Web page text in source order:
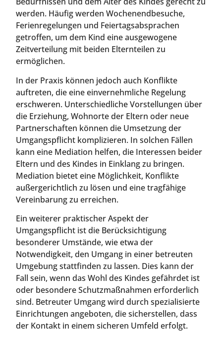
werden. Häufig werden Wochenendbesuche,
Ferienregelungen und Feiertagsabsprachen
getroffen, um dem Kind eine ausgewogene
Zeitverteilung mit beiden Elternteilen zu
ermöglichen.
In der Praxis können jedoch auch Konflikte
auftreten, die eine einvernehmliche Regelung
erschweren. Unterschiedliche Vorstellungen über
die Erziehung, Wohnorte der Eltern oder neue
Partnerschaften können die Umsetzung der
Umgangspflicht komplizieren. In solchen Fällen
kann eine Mediation helfen, die Interessen beider
Eltern und des Kindes in Einklang zu bringen.
Mediation bietet eine Möglichkeit, Konflikte
außergerichtlich zu lösen und eine tragfähige
Vereinbarung zu erreichen.
Ein weiterer praktischer Aspekt der
Umgangspflicht ist die Berücksichtigung
besonderer Umstände, wie etwa der
Notwendigkeit, den Umgang in einer betreuten
Umgebung stattfinden zu lassen. Dies kann der
Fall sein, wenn das Wohl des Kindes gefährdet ist
oder besondere Schutzmaßnahmen erforderlich
sind. Betreuter Umgang wird durch spezialisierte
Einrichtungen angeboten, die sicherstellen, dass
der Kontakt in einem sicheren Umfeld erfolgt.